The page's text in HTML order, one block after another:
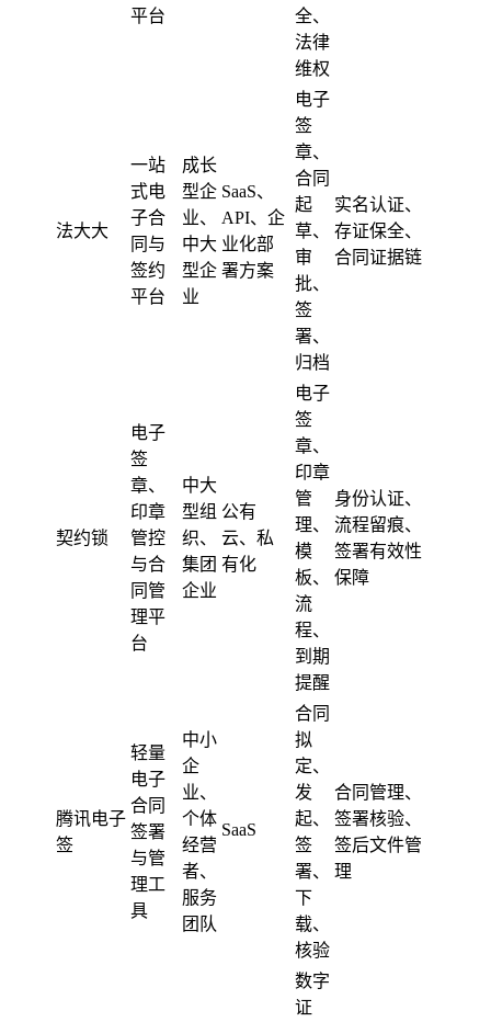
平台
全、
法律
维权
法大大
一站
式电
子合
同与
签约
平台
成长
型企
业、
中大
型企
业
SaaS、
API、企
业化部
署方案
电子
签
章、
合同
起
草、
审
批、
签
署、
归档
实名认证、
存证保全、
合同证据链
契约锁
电子
签
章、
印章
管控
与合
同管
理平
台
中大
型组
织、
集团
企业
公有
云、私
有化
电子
签
章、
印章
管
理、
模
板、
流
程、
到期
提醒
身份认证、
流程留痕、
签署有效性
保障
腾讯电子
签
轻量
电子
合同
签署
与管
理工
具
中小
企
业、
个体
经营
者、
服务
团队
SaaS
合同
拟
定、
发
起、
签
署、
下
载、
核验
合同管理、
签署核验、
签后文件管
理
数字
证